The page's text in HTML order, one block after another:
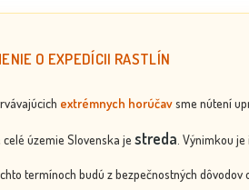
O EXPEDÍCII RASTLÍN
extrémnych horúčavsme nútení
územie Slovenska je streda . Výnimkou je
termínoch budú z bezpečnostných